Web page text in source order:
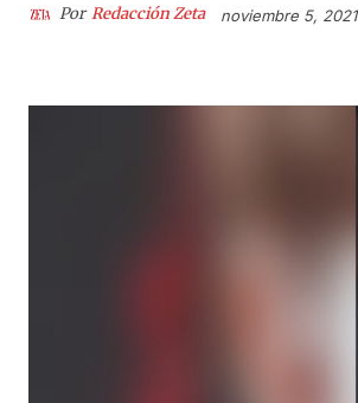
Por Redacción Zeta noviembre 5, 2021